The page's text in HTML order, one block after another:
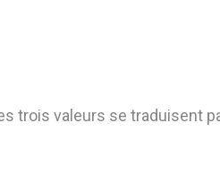
trois valeurs se traduisent